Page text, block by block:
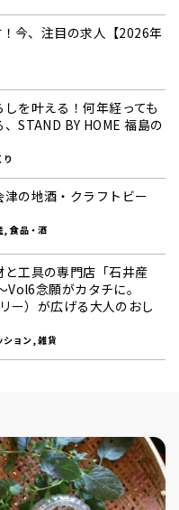
今、注目の求人【2026年
を叶える！何年経っても
STAND BY HOME 福島の
り
の地酒・クラフトビー
, 食品・酒
工具の専門店「石井産
念願がカタチに。
ー）が広げる大人のおし
ション, 雑貨